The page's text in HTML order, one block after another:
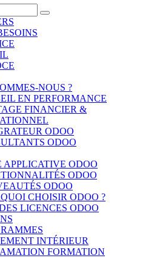
NOUS ?
EN PERFORMANCE
FINANCIER &
ODOO
ODOO
APPLICATIVE ODOO
ODOO
ODOO
CHOISIR ODOO ?
LICENCES ODOO
INTÉRIEUR
FORMATION